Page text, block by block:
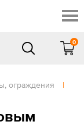
0
ограждения
|